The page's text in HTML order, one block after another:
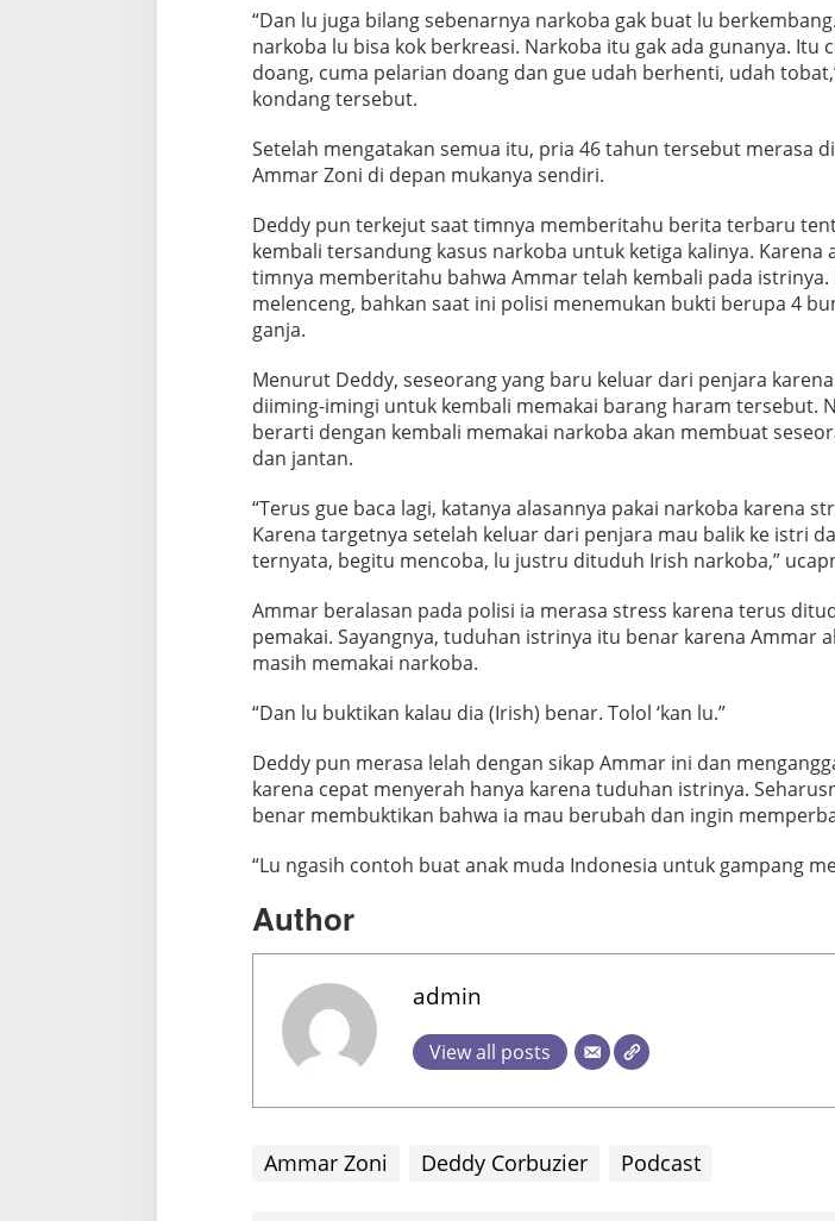
c
e
w
a
n
n
a
p
a
d
A
m
a
Z
o
n
“Dan lu juga bilang sebenarnya narkoba gak buat lu
narkoba lu bisa kok berkreasi. Narkoba itu gak ada gunanya. Itu
doang, cuma pelarian doang dan gue udah berhenti, udah
kondang tersebut.
Setelah mengatakan semua itu, pria 46 tahun tersebut merasa
Ammar Zoni di depan mukanya sendiri.
Deddy pun terkejut saat timnya memberitahu berita terbaru
kembali tersandung kasus narkoba untuk ketiga kalinya. Karena
timnya memberitahu bahwa Ammar telah kembali pada istrinya.
melenceng, bahkan saat ini polisi menemukan bukti berupa 4
ganja.
Menurut Deddy, seseorang yang baru keluar dari penjara
diiming-imingi untuk kembali memakai barang haram tersebut.
berarti dengan kembali memakai narkoba akan membuat
dan jantan.
“Terus gue baca lagi, katanya alasannya pakai narkoba karena
Karena targetnya setelah keluar dari penjara mau balik ke istri
ternyata, begitu mencoba, lu justru dituduh Irish narkoba,”
Ammar beralasan pada polisi ia merasa stress karena terus
pemakai. Sayangnya, tuduhan istrinya itu benar karena Ammar
masih memakai narkoba.
“Dan lu buktikan kalau dia (Irish) benar. Tolol ‘kan lu.”
Deddy pun merasa lelah dengan sikap Ammar ini dan
karena cepat menyerah hanya karena tuduhan istrinya.
benar membuktikan bahwa ia mau berubah dan ingin
“Lu ngasih contoh buat anak muda Indonesia untuk gampang
Author
admin
View all posts
Ammar Zoni Deddy Corbuzier Podcast